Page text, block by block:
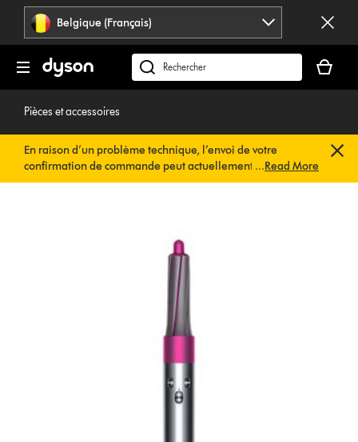
Sauter
pages
Belgique (Français)
Rechercher
des
panier
est
Pièces et accessoires
En raison d’un problème technique, l’envoi de votre
confirmation de commande peut actuellement être
retardé. Nous travaillons déjà à une solution rapide.Vous
...Read More